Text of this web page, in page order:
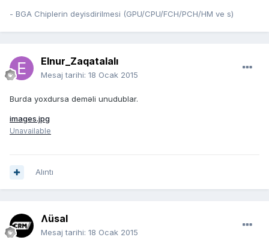
- BGA Chiplerin deyisdirilmesi (GPU/CPU/FCH/PCH/HM ve s)
Elnur_Zaqatalalı
Mesaj tarihi: 18 Ocak 2015
Burda yoxdursa deməli unudublar.
images.jpg
Unavailable
Alıntı
Ʌüsal
Mesaj tarihi: 18 Ocak 2015